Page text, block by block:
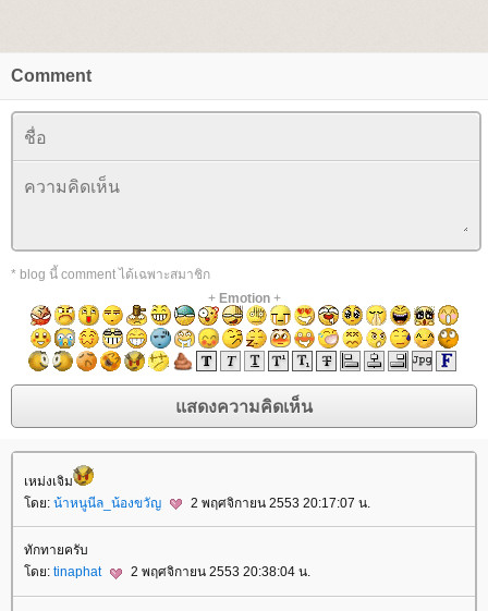
Comment
* blog นี้ comment ได้เฉพาะสมาชิก
+ Emotion+
เหม่งเจิม
ดย: น้าหนูนีล_น้องขวัญ 2 พฤศจิกายน 2553 20:17:07 น.
ทักทายครับ
ดย: tinaphat 2 พฤศจิกายน 2553 20:38:04 น.